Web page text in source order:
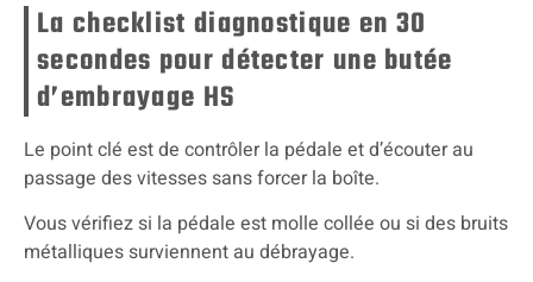
La checklist diagnostique en 30
secondes pour détecter une butée
d’embrayage HS
Le point clé est de contrôler la pédale et d’écouter au
passage des vitesses sans forcer la boîte.
Vous vérifiez si la pédale est molle collée ou si des bruits
métalliques surviennent au débrayage.